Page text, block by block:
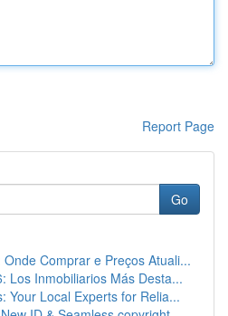
Report Page
Go
Comprar e Preços Atuali...
Los Inmobiliarios Más Desta...
Your Local Experts for Relia...